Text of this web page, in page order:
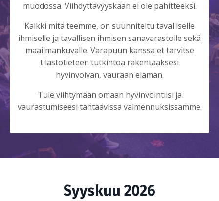
muodossa. Viihdyttävyyskään ei ole pahitteeksi.
Kaikki mitä teemme, on suunniteltu tavalliselle
ihmiselle ja tavallisen ihmisen sanavarastolle sekä
maailmankuvalle. Varapuun kanssa et tarvitse
tilastotieteen tutkintoa rakentaaksesi
hyvinvoivan, vauraan elämän.
Tule viihtymään omaan hyvinvointiisi ja
vaurastumiseesi tähtäävissä valmennuksissamme.
Syyskuu 2026